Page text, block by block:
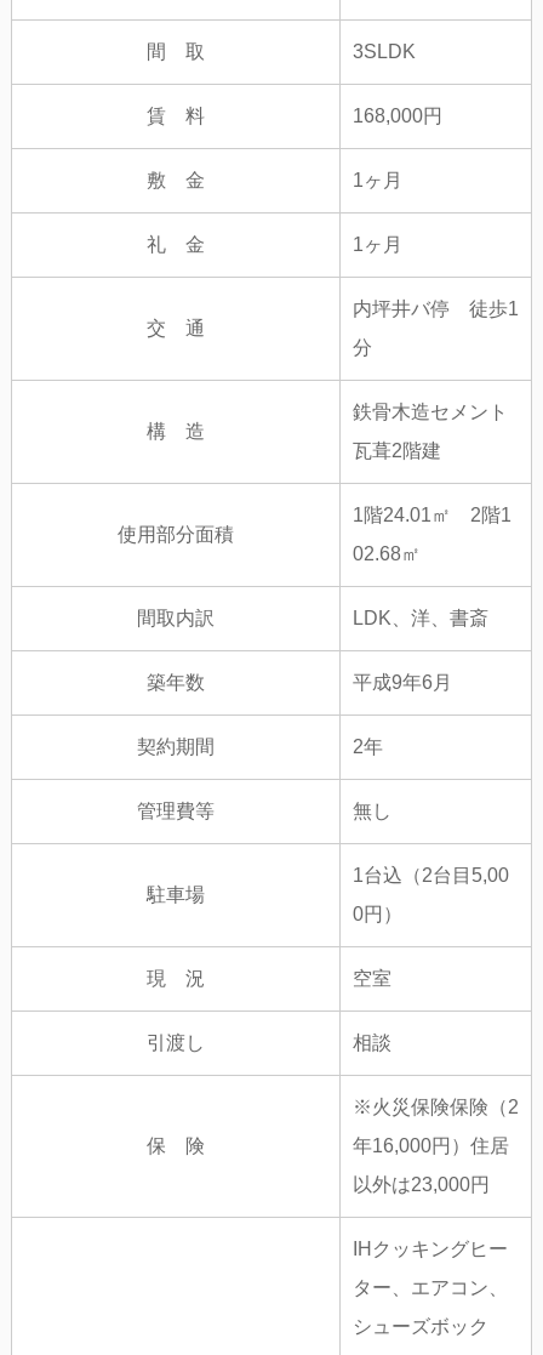
間 取 3SLDK
賃 料 168,000円
敷 金 1ヶ月
礼 金 1ヶ月
交 通
内坪井バ停 徒歩1
分
構 造
鉄骨木造セメント
瓦葺2階建
使用部分面積
1階24.01㎡ 2階1
02.68㎡
間取内訳 LDK、洋、書斎
築年数 平成9年6月
契約期間 2年
管理費等 無し
駐車場
1台込（2台目5,00
0円）
現 況 空室
引渡し 相談
保 険
※火災保険保険（2
年16,000円）住居
以外は23,000円
IHクッキングヒー
ター、エアコン、
シューズボック